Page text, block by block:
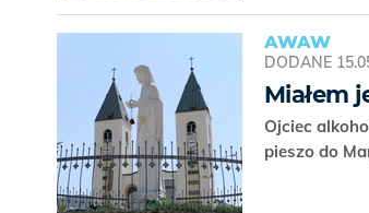
AWAW
DODANE
Miałem
Ojciec
pieszo do